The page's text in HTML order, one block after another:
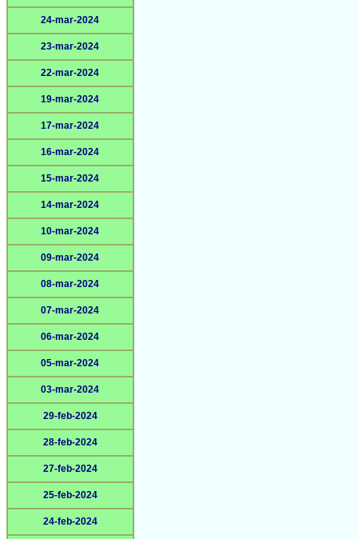
24-mar-2024
23-mar-2024
22-mar-2024
19-mar-2024
17-mar-2024
16-mar-2024
15-mar-2024
14-mar-2024
10-mar-2024
09-mar-2024
08-mar-2024
07-mar-2024
06-mar-2024
05-mar-2024
03-mar-2024
29-feb-2024
28-feb-2024
27-feb-2024
25-feb-2024
24-feb-2024